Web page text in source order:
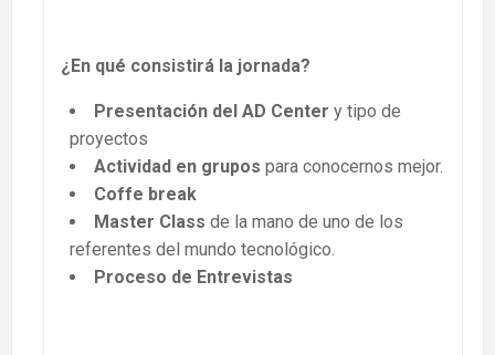
¿En qué consistirá la jornada?
Presentación del AD Center y tipo de
proyectos
Actividad en grupos para conocernos mejor.
Coffe break
Master Class de la mano de uno de los
referentes del mundo tecnológico.
Proceso de Entrevistas